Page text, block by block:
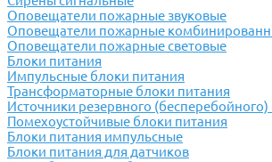
Оповещатели пожарные звуковые
Оповещатели пожарные
Оповещатели пожарные световые
Блоки питания
Импульсные блоки питания
Трансформаторные блоки питания
Источники резервного (бесперебойного)
Помехоустойчивые блоки питания
Блоки питания импульсные
Блоки питания для датчиков